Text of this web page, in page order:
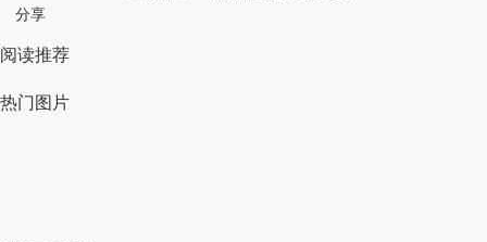
分享
阅读推荐
热门图片